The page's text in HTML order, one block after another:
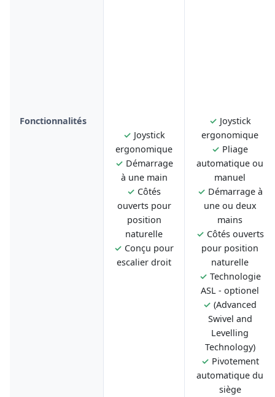
Fonctionnalités
✓ Joystick
ergonomique
✓ Démarrage
à une main
✓ Côtés
ouverts pour
position
naturelle
✓ Conçu pour
escalier droit
✓ Joystick
ergonomique
✓ Pliage
automatique ou
manuel
✓ Démarrage à
une ou deux
mains
✓ Côtés ouverts
pour position
naturelle
✓ Technologie
ASL - optionel
✓ (Advanced
Swivel and
Levelling
Technology)
✓ Pivotement
automatique du
siège